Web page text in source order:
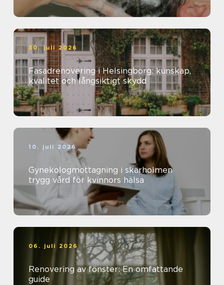
30. juli 2026
Fasadrenovering i Helsingborg: kunskap,
kvalitet och långsiktigt skydd
10. juli 2026
Gynekologmottagning i skärholmen
trygg vård för kvinnors hälsa
06. juli 2026
Renovering av fönster: En omfattande
guide